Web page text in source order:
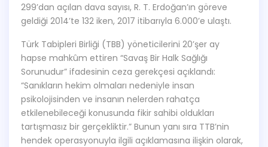
299’dan açılan dava sayısı, R. T. Erdoğan’ın göreve
geldiği 2014’te 132 iken, 2017 itibarıyla 6.000’e ulaştı.
Türk Tabipleri Birliği (TBB) yöneticilerini 20’şer ay
hapse mahkûm ettiren “Savaş Bir Halk Sağlığı
Sorunudur” ifadesinin ceza gerekçesi açıklandı:
“Sanıkların hekim olmaları nedeniyle insan
psikolojisinden ve insanın nelerden rahatça
etkilenebileceği konusunda fikir sahibi oldukları
tartışmasız bir gerçekliktir.” Bunun yanı sıra TTB’nin
hendek operasyonuyla ilgili açıklamasına ilişkin olarak,